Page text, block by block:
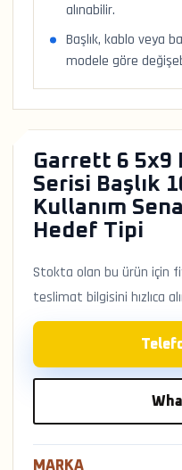
alınabilir.
Başlık, kablo veya
modele göre
Garrett 6 5x9
Serisi Başlık
Kullanım
Hedef Tipi
Stokta olan bu ürün için
teslimat bilgisini hızlıca
MARKA